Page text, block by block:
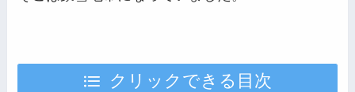
クリックできる目次